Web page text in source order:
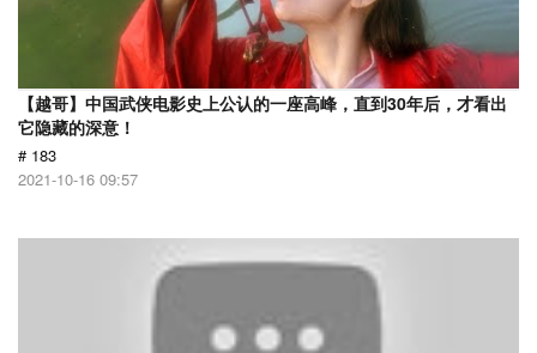
【越哥】中国武侠电影史上公认的一座高峰，直到30年后，才看出
它隐藏的深意！
# 183
2021-10-16 09:57